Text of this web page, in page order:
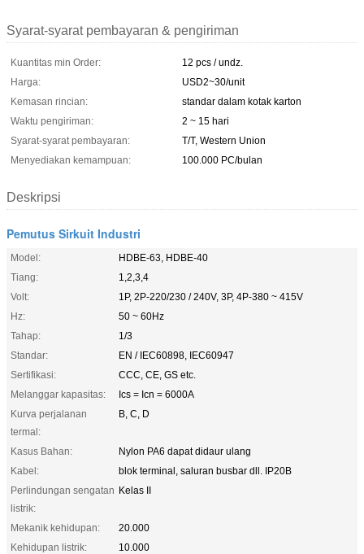
Syarat-syarat pembayaran & pengiriman
Kuantitas min Order:
12 pcs / undz.
Harga:
USD2~30/unit
Kemasan rincian:
standar dalam kotak karton
Waktu pengiriman:
2 ~ 15 hari
Syarat-syarat pembayaran:
T/T, Western Union
Menyediakan kemampuan:
100.000 PC/bulan
Deskripsi
Pemutus Sirkuit Industri
Model:
HDBE-63, HDBE-40
Tiang:
1,2,3,4
Volt:
1P, 2P-220/230 / 240V, 3P, 4P-380 ~ 415V
Hz:
50 ~ 60Hz
Tahap:
1/3
Standar:
EN / IEC60898, IEC60947
Sertifikasi:
CCC, CE, GS etc.
Melanggar kapasitas:
Ics = Icn = 6000A
Kurva perjalanan
termal:
B, C, D
Kasus Bahan:
Nylon PA6 dapat didaur ulang
Kabel:
blok terminal, saluran busbar dll. IP20B
Perlindungan sengatan
listrik:
Kelas II
Mekanik kehidupan:
20.000
Kehidupan listrik:
10.000